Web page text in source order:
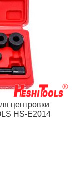
центровки
HS-E2014